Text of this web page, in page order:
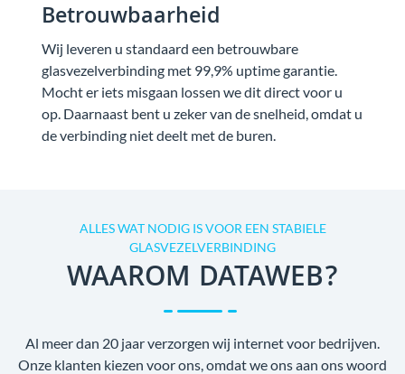
Betrouwbaarheid
Wij leveren u standaard een betrouwbare
glasvezelverbinding met 99,9% uptime garantie.
Mocht er iets misgaan lossen we dit direct voor u
op. Daarnaast bent u zeker van de snelheid, omdat u
de verbinding niet deelt met de buren.
ALLES WAT NODIG IS VOOR EEN STABIELE
GLASVEZELVERBINDING
WAAROM DATAWEB?
Al meer dan 20 jaar verzorgen wij internet voor bedrijven.
Onze klanten kiezen voor ons, omdat we ons aan ons woord